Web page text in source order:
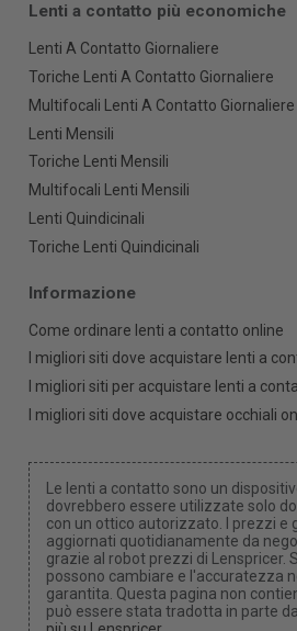
Lenti a contatto più economiche
Lenti A Contatto Giornaliere
Toriche Lenti A Contatto Giornaliere
Multifocali Lenti A Contatto Giornaliere
Lenti Mensili
Toriche Lenti Mensili
Multifocali Lenti Mensili
Lenti Quindicinali
Toriche Lenti Quindicinali
Informazione
Come ordinare lenti a contatto online
I migliori siti dove acquistare lenti a
I migliori siti per acquistare lenti a
I migliori siti dove acquistare occhiali
Le lenti a contatto sono un
dovrebbero essere utilizzate solo
con un ottico autorizzato. I prezzi e
aggiornati quotidianamente da
grazie al robot prezzi di Lenspricer.
possono cambiare e l'accuratezza
garantita. Questa pagina non
può essere stata tradotta in parte